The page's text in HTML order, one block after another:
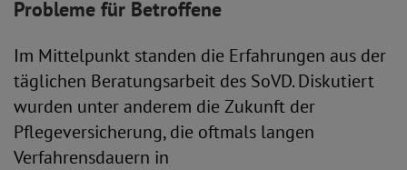
Probleme für Betroffene
Im Mittelpunkt standen die Erfahrungen aus der
täglichen Beratungsarbeit des SoVD. Diskutiert
wurden unter anderem die Zukunft der
Pflegeversicherung, die oftmals langen
Verfahrensdauern in